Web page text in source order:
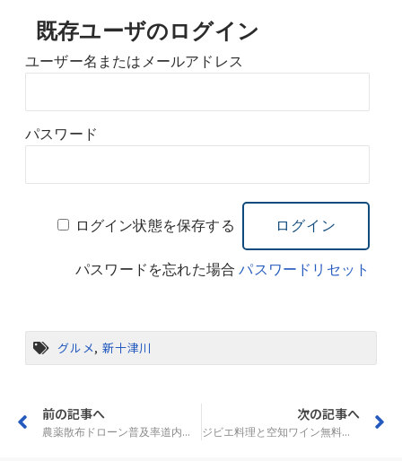
既存ユーザのログイン
ユーザー名またはメールアドレス
パスワード
ログイン状態を保存する
パスワードを忘れた場合パスワードリセット
グルメ,新十津川
前の記事へ
農薬散布ドローン普及率道内トップクラス 新十津川
次の記事へ
ジビエ料理と空知ワイン無料配布 キャンプ場で